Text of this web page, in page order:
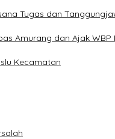
Tugas dan
Amurang dan Ajak WBP
Kecamatan